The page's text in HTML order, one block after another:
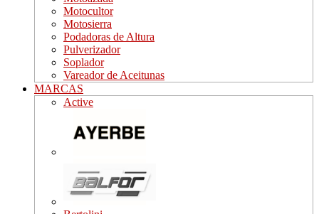
Motocultor
Motosierra
Podadoras de Altura
Pulverizador
Soplador
Vareador de Aceitunas
MARCAS
Active